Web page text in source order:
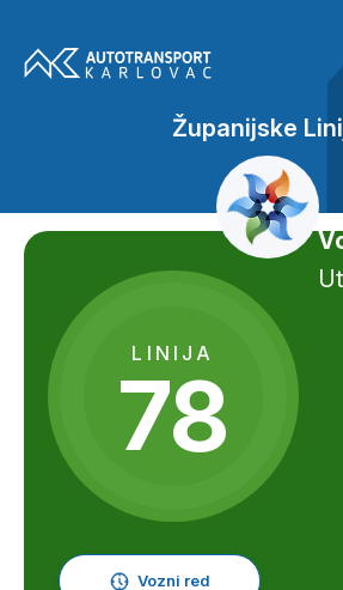
Županijske
LINIJA
78
Vozni red